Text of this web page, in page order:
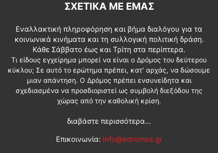
ΣΧΕΤΙΚΆ ΜΕ ΕΜΆΣ
Εναλλακτική πληροφόρηση και βήμα διαλόγου για τα
κοινωνικά κινήματα και τη συλλογική πολιτική δράση.
Κάθε Σάββατο έως και Τρίτη στα περίπτερα.
Τι είδους εγχείρημα μπορεί να είναι ο Δρόμος του δεύτερου
κύκλου; Σε αυτό το ερώτημα πρέπει, κατ’ αρχάς, να δώσουμε
μιαν απάντηση. Ο Δρόμος πρέπει ενσυνείδητα και
σχεδιασμένα να προσδιοριστεί ως συμβολή διεξόδου της
χώρας από την καθολική κρίση.
διαβάστε περισσότερα...
Επικοινωνία: info@edromos.gr